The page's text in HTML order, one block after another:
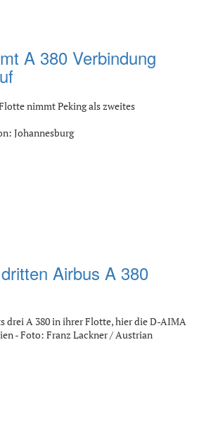
A 380 Verbindung
nimmt Peking als zweites
Johannesburg
Airbus A 380
drei A 380 in ihrer Flotte, hier die D-AIMA
- Foto: Franz Lackner / Austrian